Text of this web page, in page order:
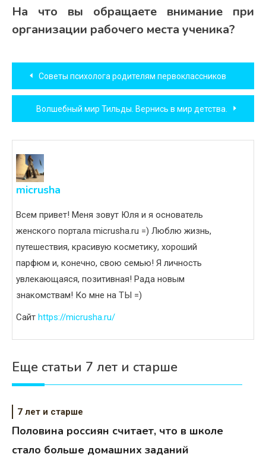
На что вы обращаете внимание при
организации рабочего места ученика?
Навигация
по
записям
Советы психолога родителям первоклассников
Волшебный мир Тильды. Вернись в мир детства.
micrusha
Всем привет! Меня зовут Юля и я основатель
женского портала micrusha.ru =) Люблю жизнь,
путешествия, красивую косметику, хороший
парфюм и, конечно, свою семью! Я личность
увлекающаяся, позитивная! Рада новым
знакомствам! Ко мне на ТЫ =)
Сайт https://micrusha.ru/
Еще статьи 7 лет и старше
7 лет и старше
Половина россиян считает, что в школе
стало больше домашних заданий